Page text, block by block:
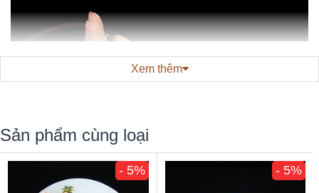
Xem thêm
Sản phẩm cùng loại
- 5% - 5%